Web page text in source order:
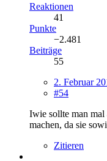
Reaktionen
41
Punkte
−2.481
Beiträge
55
2. Februar
#54
Iwie sollte man mal
machen, da sie
Zitieren